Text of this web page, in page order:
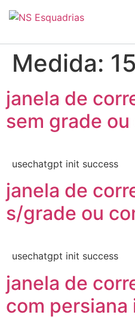
Medida:
janela de
sem grade
usechatgpt init success
janela de
s/grade ou
usechatgpt init success
janela de
com persiana